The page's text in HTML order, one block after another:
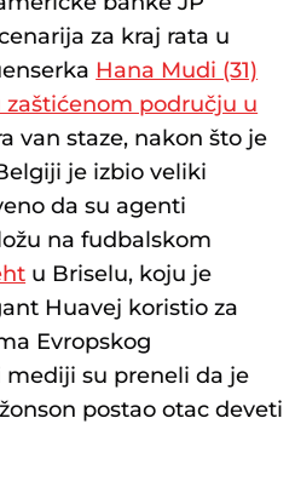
za kraj rata u
Hana Mudi (31)
području u
van staze, nakon što je
je izbio veliki
da su agenti
na fudbalskom
u Briselu, koju je
Huavej koristio za
Evropskog
su preneli da je
postao otac deveti